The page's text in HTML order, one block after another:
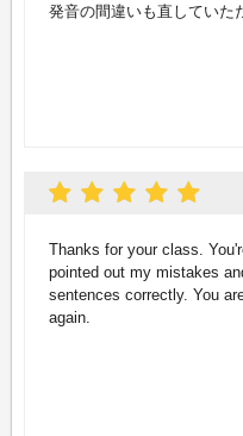
発音の間違いも直していた
Thanks for your class.
pointed out my mistakes
sentences correctly. You
again.